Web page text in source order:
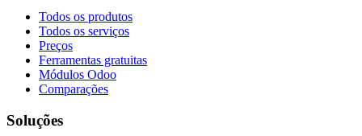
Todos os produtos
Todos os serviços
Preços
Ferramentas gratuitas
Módulos Odoo
Comparações
Soluções